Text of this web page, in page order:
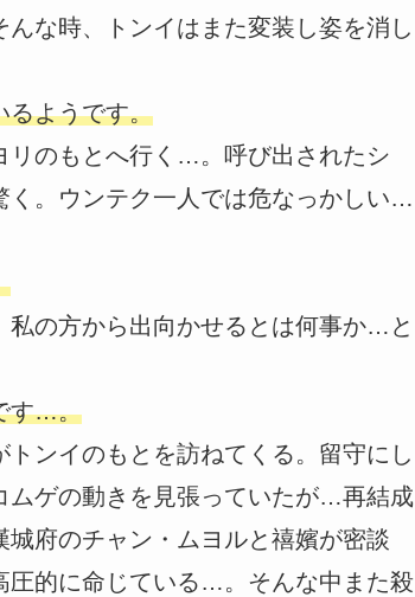
な時、トンイはまた変装し姿を消し
るようです。
リのもとへ行く…。呼び出されたシ
く。ウンテク一人では危なっかしい…
私の方から出向かせるとは何事か…と
す…。
ンイのもとを訪ねてくる。留守にし
ムゲの動きを見張っていたが…再結成
府のチャン・ムヨルと禧嬪が密談
圧的に命じている…。そんな中また殺